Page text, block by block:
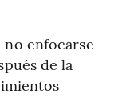
enfocarse
de la